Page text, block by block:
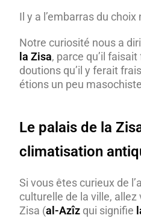
Il y a l’embarras du
Notre curiosité nous a
la Zisa, parce qu’il
doutions qu’il y ferait
étions un peu
Le palais de la
climatisation
Si vous êtes curieux de
culturelle de la ville, allez
Zisa (al-Azîz qui signifie